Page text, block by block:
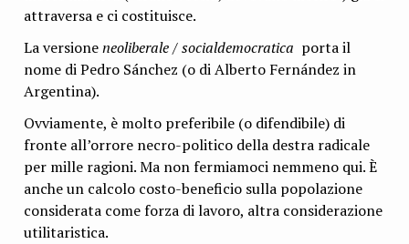
attraversa e ci costituisce.
La versioneneoliberale / socialdemocratica porta il
nome di Pedro Sánchez (o di Alberto Fernández in
Argentina).
Ovviamente, è molto preferibile (o difendibile) di
fronte all’orrore necro-politico della destra radicale
per mille ragioni. Ma non fermiamoci nemmeno qui. È
anche un calcolo costo-beneficio sulla popolazione
considerata come forza di lavoro, altra considerazione
utilitaristica.